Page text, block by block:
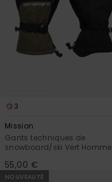
3
Mission
Gants techniques de
snowboard/ski Vert Homme
55,00 €
NOUVEAUTÉ